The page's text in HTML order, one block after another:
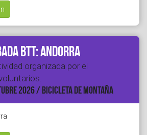
BTT: Andorra
organizada por el
2026 / BICICLETA DE MONTAÑA